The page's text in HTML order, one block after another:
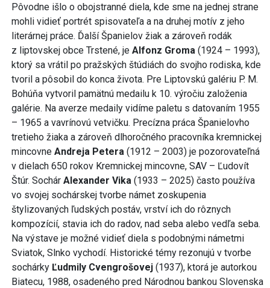
Pôvodne išlo o obojstranné diela, kde sme na jednej strane
mohli vidieť portrét spisovateľa a na druhej motív z jeho
literárnej práce. Ďalší Španielov žiak a zároveň rodák
z liptovskej obce Trstené, je Alfonz Groma (1924 – 1993),
ktorý sa vrátil po pražských štúdiách do svojho rodiska, kde
tvoril a pôsobil do konca života. Pre Liptovskú galériu P. M.
Bohúňa vytvoril pamätnú medailu k 10. výročiu založenia
galérie. Na averze medaily vidíme paletu s datovaním 1955
– 1965 a vavrínovú vetvičku. Precízna práca Španielovho
tretieho žiaka a zároveň dlhoročného pracovníka kremnickej
mincovne Andreja Petera (1912 – 2003) je pozorovateľná
v dielach 650 rokov Kremnickej mincovne, SAV – Ľudovít
Štúr. Sochár Alexander Vika (1933 – 2025) často používa
vo svojej sochárskej tvorbe námet zoskupenia
štylizovaných ľudských postáv, vrství ich do rôznych
kompozícií, stavia ich do radov, nad seba alebo vedľa seba.
Na výstave je možné vidieť diela s podobnými námetmi
Sviatok, Slnko vychodí. Historické témy rezonujú v tvorbe
sochárky Ľudmily Cvengrošovej (1937), ktorá je autorkou
Biatecu, 1988, osadeného pred Národnou bankou Slovenska